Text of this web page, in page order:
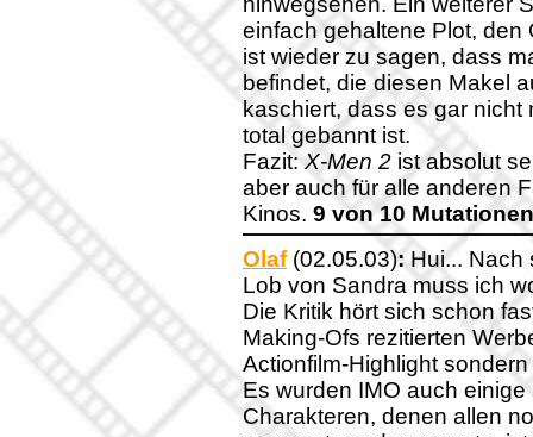
einfach gehaltene Plot, den
ist wieder zu sagen, dass
befindet, die diesen Makel
kaschiert, dass es gar nicht
total gebannt ist.
Fazit: X-Men 2 ist absolut
aber auch für alle anderen
Kinos. 9 von 10
Olaf(02.05.03): Hui... Nach
Lob von Sandra muss ich
Die Kritik hört sich schon
Making-Ofs rezitierten
Actionfilm-Highlight
Es wurden IMO auch
Charakteren, denen allen